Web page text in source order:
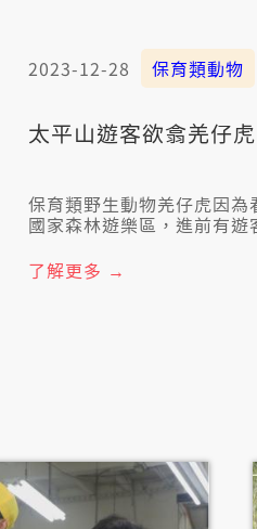
2023-12-28 保育類動物
太平山遊客欲翕羌仔
保育類野生動物羌仔虎因
國家森林遊樂區，進前有
一年以下的有期刑期，上懸
了解更多 →